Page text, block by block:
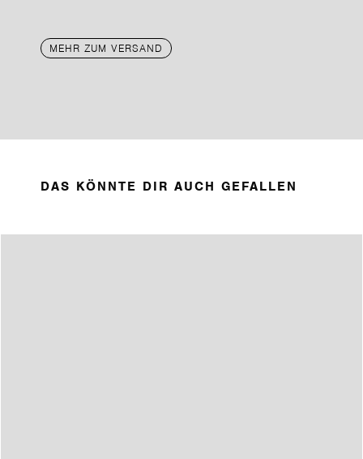
MEHR ZUM VERSAND
DAS KÖNNTE DIR AUCH GEFALLEN